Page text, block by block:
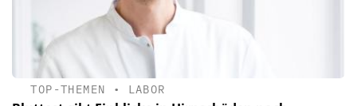
TOP-THEMEN • LABOR